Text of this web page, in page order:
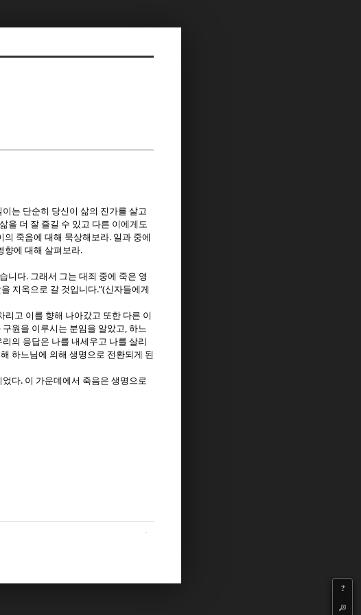
?
는 단순히 당신이 삶의 진가를 살고
삶을 더 잘 즐길 수 있고 다른 이에게도
의 죽음에 대해 묵상해보라. 일과 중에
향에 대해 살펴보라.
니다. 그래서 그는 대죄 중에 죽은 영
지옥으로 갈 것입니다.”(신자들에게
고 이를 향해 나아갔고 또한 다른 이
원을 이루시는 분임을 알았고, 하느
리의 응답은 나를 내세우고 나를 살리
하느님에 의해 생명으로 전환되게 된
었다. 이 가운데에서 죽음은 생명으로